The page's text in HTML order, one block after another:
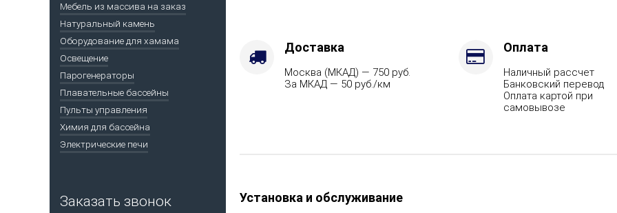
Комплектация
AISI
Доставка
Москва (МКАД) — 750 руб.
За МКАД — 50 руб./км
Оплата
Наличный рассчет
Банковский перевод
Оплата картой при
самовывозе
Установка и обслуживание
Мебель из массива на заказ
Натуральный камень
Оборудование для хамама
Освещение
Парогенераторы
Плавательные бассейны
Пульты управления
Химия для бассейна
Электрические печи
Заказать звонок